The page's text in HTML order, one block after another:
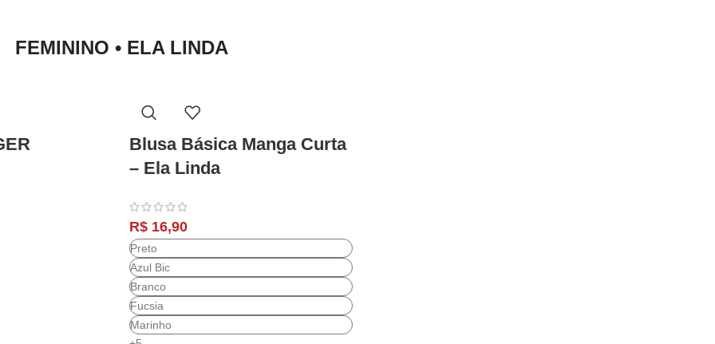
FEMININO • ELA LINDA
Blusa Básica Manga Curta
– Ela Linda
R$ 16,90
Preto
Azul Bic
Branco
Fucsia
Marinho